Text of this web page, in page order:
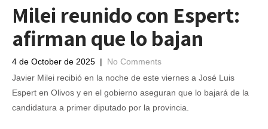
Milei reunido con Espert:
afirman que lo bajan
4 de October de 2025 | No Comments
Javier Milei recibió en la noche de este viernes a José Luis
Espert en Olivos y en el gobierno aseguran que lo bajará de la
candidatura a primer diputado por la provincia.